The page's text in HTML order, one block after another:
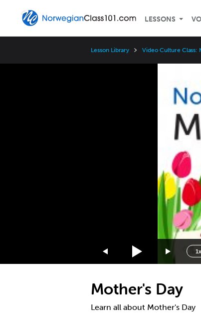
LESSONS
Lesson Library Video Culture Class:
1x
3x
2x
Mother's Day
Learn all about Mother's Day